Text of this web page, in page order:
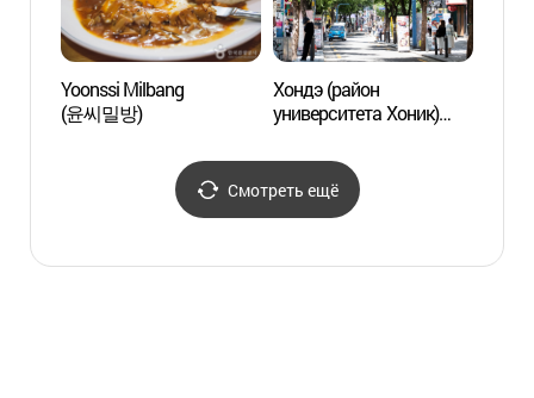
Yoonssi Milbang
(윤씨밀방)
Хондэ (район
университета Хоник)
Смотреть ещё